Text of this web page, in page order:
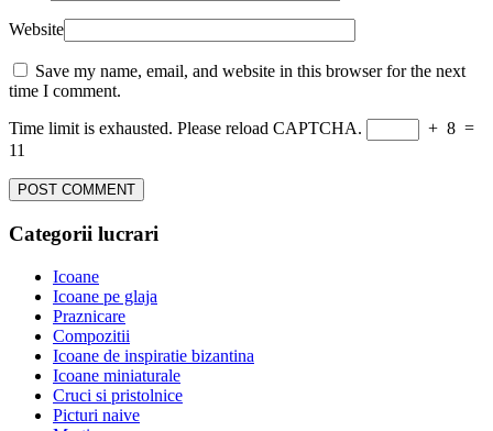
Website
Save my name, email, and website in this browser for the next
time I comment.
Time limit is exhausted. Please reload CAPTCHA.
+ 8 =
11
Categorii lucrari
Icoane
Icoane pe glaja
Praznicare
Compozitii
Icoane de inspiratie bizantina
Icoane miniaturale
Cruci si pristolnice
Picturi naive